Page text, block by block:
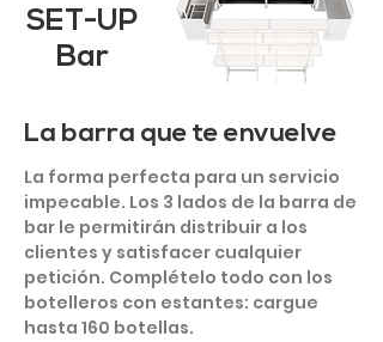
SET-UP
Bar
La barra que te envuelve
La forma perfecta para un servicio
impecable. Los 3 lados de la barra de
bar le permitirán distribuir a los
clientes y satisfacer cualquier
petición. Complételo todo con los
botelleros con estantes: cargue
hasta 160 botellas.